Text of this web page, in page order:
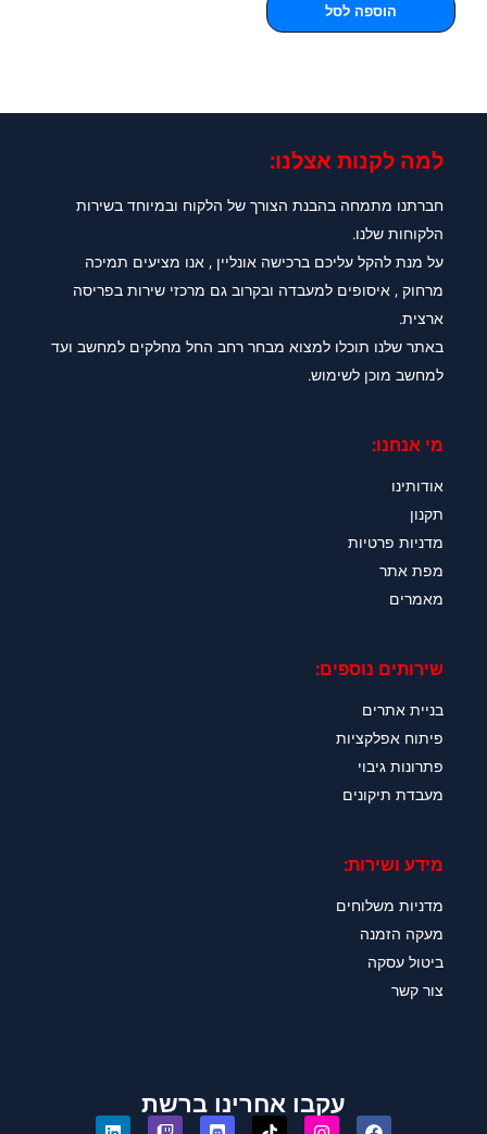
הוספה לסל
למה לקנות אצלנו:​
חברתנו מתמחה בהבנת הצורך של הלקוח ובמיוחד בשירות
הלקוחות שלנו.
על מנת להקל עליכם ברכישה אונליין , אנו מציעים תמיכה
מרחוק , איסופים למעבדה ובקרוב גם מרכזי שירות בפריסה
ארצית.
באתר שלנו תוכלו למצוא מבחר רחב החל מחלקים למחשב ועד
למחשב מוכן לשימוש.
מי אנחנו:
אודותינו
תקנון
מדניות פרטיות
מפת אתר
מאמרים
שירותים נוספים:
בניית אתרים
פיתוח אפלקציות
פתרונות גיבוי
מעבדת תיקונים
מידע ושירות:
מדניות משלוחים
מעקה הזמנה
ביטול עסקה
צור קשר
עקבו אחרינו ברשת